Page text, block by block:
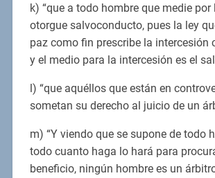
k) “que a todo hombre que medie por
otorgue salvoconducto, pues la ley
paz como fin prescribe la intercesión
y el medio para la intercesión es el
l) “que aquéllos que están en
sometan su derecho al juicio de un
m) “Y viendo que se supone de todo
todo cuanto haga lo hará para
beneficio, ningún hombre es un